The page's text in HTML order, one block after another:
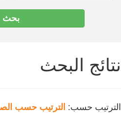
نتائج البحث
الترتيب حسب: الترتيب حسب